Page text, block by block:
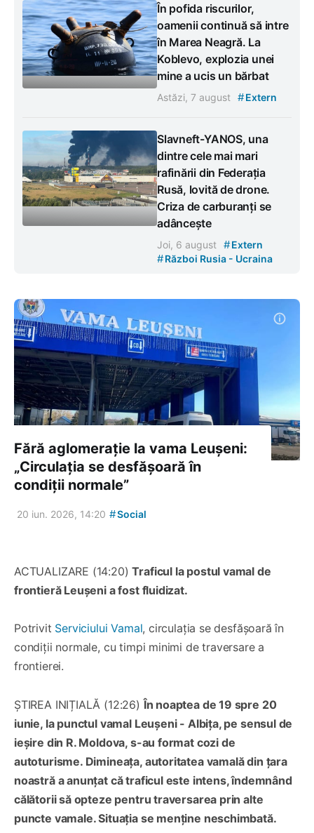
În pofida riscurilor,
oamenii continuă să intre
în Marea Neagră. La
Koblevo, explozia unei
mine a ucis un bărbat
Astăzi, 7 august #Extern
Slavneft-YANOS, una
dintre cele mai mari
rafinării din Federația
Rusă, lovită de drone.
Criza de carburanți se
adâncește
Joi, 6 august #Extern
#Război Rusia - Ucraina
Fără aglomerație la vama Leușeni:
„Circulația se desfășoară în
condiții normale”
20 iun. 2026, 14:20 #Social
ACTUALIZARE (14:20)Traficul la postul vamal de
frontieră Leușeni a fost fluidizat.
Potrivit Serviciului Vamal, circulația se desfășoară în
condiții normale, cu timpi minimi de traversare a
frontierei.
ȘTIREA INIȚIALĂ (12:26)În noaptea de 19 spre 20
iunie, la punctul vamal Leușeni - Albița, pe sensul de
ieșire din R. Moldova, s-au format cozi de
autoturisme. Dimineața, autoritatea vamală din țara
noastră a anunțat că traficul este intens, îndemnând
călătorii să opteze pentru traversarea prin alte
puncte vamale. Situația se menține neschimbată.